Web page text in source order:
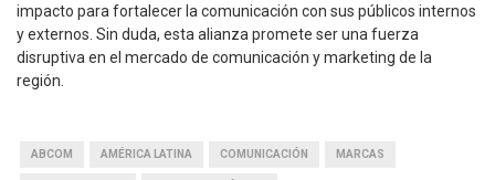
impacto para fortalecer la comunicación con sus públicos internos
y externos. Sin duda, esta alianza promete ser una fuerza
disruptiva en el mercado de comunicación y marketing de la
región.
ABCOM AMÉRICA LATINA COMUNICACIÓN MARCAS